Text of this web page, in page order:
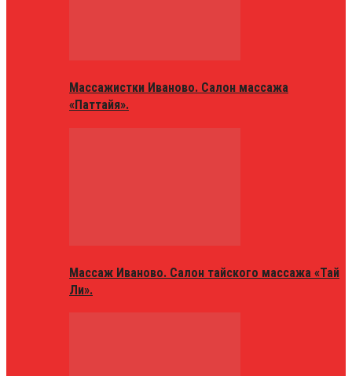
Массажистки Иваново. Салон массажа
«Паттайя».
Массаж Иваново. Салон тайского массажа «Тай
Ли».